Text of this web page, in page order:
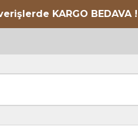
KARGO BEDAVA !